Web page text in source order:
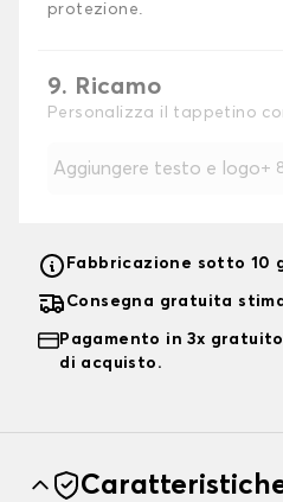
protezione.
9. Ricamo
Personalizza il tappetino
Aggiungere testo e logo+
Fabbricazione sotto 10
Consegna gratuita
Pagamento in 3x
di acquisto.